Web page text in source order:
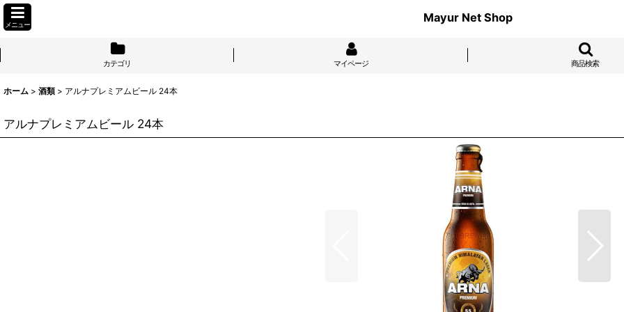
メニュー
Mayur Net Shop
カテゴリ マイページ 商品検索
ホーム > 酒類 > アルナプレミアムビール 24本
アルナプレミアムビール 24本